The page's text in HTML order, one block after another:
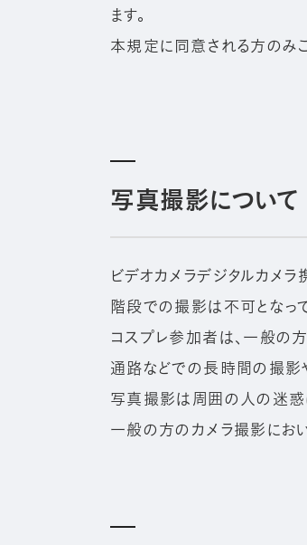
ます。
本規定に同意される方のみ
写真撮影について
ビデオカメラデジタルカメ
階段での撮影は不可となって
コスプレ参加者は、一般の
通路などでの長時間の撮影
写真撮影は周囲の人の迷惑
一般の方のカメラ撮影にお